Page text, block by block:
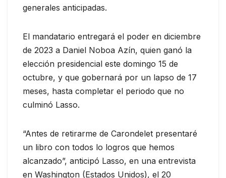
generales anticipadas.
El mandatario entregará el poder en diciembre
de 2023 a Daniel Noboa Azín, quien ganó la
elección presidencial este domingo 15 de
octubre, y que gobernará por un lapso de 17
meses, hasta completar el periodo que no
culminó Lasso.
“Antes de retirarme de Carondelet presentaré
un libro con todos lo logros que hemos
alcanzado”, anticipó Lasso, en una entrevista
en Washington (Estados Unidos), el 20